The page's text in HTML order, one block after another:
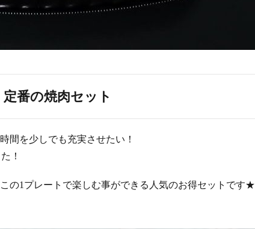
番の焼肉セット
間を少しでも充実させたい！
！
の1プレートで楽しむ事ができる人気のお得セットです★